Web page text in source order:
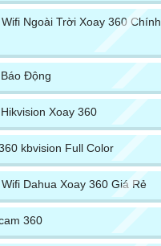
Ngoài Trời Xoay 360 Chính
Động
Xoay 360
kbvision Full Color
Dahua Xoay 360 Giá Rẻ
360